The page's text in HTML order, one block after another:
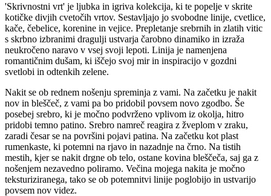
'Skrivnostni vrt' je ljubka in igriva kolekcija, ki te popelje v skrite
kotičke divjih cvetočih vrtov. Sestavljajo jo svobodne linije, cvetlice,
kače, čebelice, korenine in vejice. Prepletanje srebrnih in zlatih vitic
s skrbno izbranimi dragulji ustvarja čarobno dinamiko in izraža
neukročeno naravo v vsej svoji lepoti. Linija je namenjena
romantičnim dušam, ki iščejo svoj mir in inspiracijo v gozdni
svetlobi in odtenkih zelene.
Nakit se ob rednem nošenju spreminja z vami. Na začetku je nakit
nov in bleščeč, z vami pa bo pridobil povsem novo zgodbo. Še
posebej srebro, ki je močno podvrženo vplivom iz okolja, hitro
pridobi temno patino. Srebro namreč reagira z žveplom v zraku,
zaradi česar se na površini pojavi patina. Na začetku kot plast
rumenkaste, ki potemni na rjavo in nazadnje na črno. Na tistih
mestih, kjer se nakit drgne ob telo, ostane kovina bleščeča, saj ga z
nošenjem nezavedno poliramo. Večina mojega nakita je močno
teksturiziranega, tako se ob potemnitvi linije poglobijo in ustvarijo
povsem nov videz.